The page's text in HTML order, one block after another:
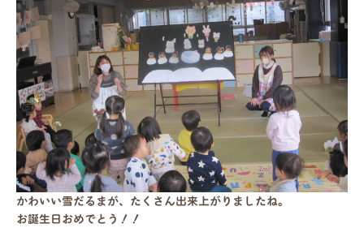
かわいい雪だるまが、たくさん出来上がりましたね。
お誕生日おめでとう！！